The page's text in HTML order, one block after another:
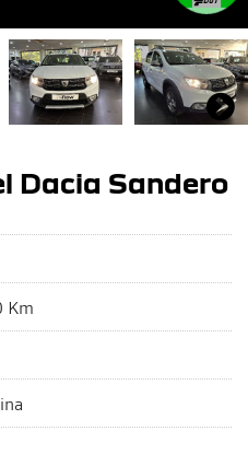
Dacia Sandero
Km